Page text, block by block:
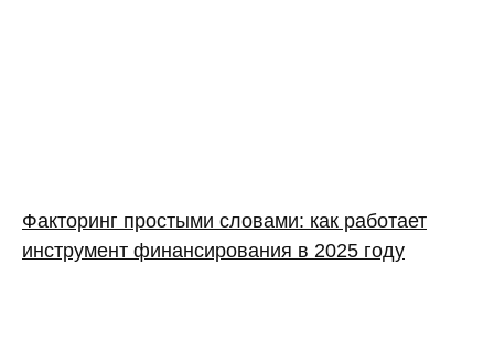
Факторинг простыми словами: как работает
инструмент финансирования в 2025 году